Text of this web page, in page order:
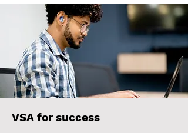
VSA for success